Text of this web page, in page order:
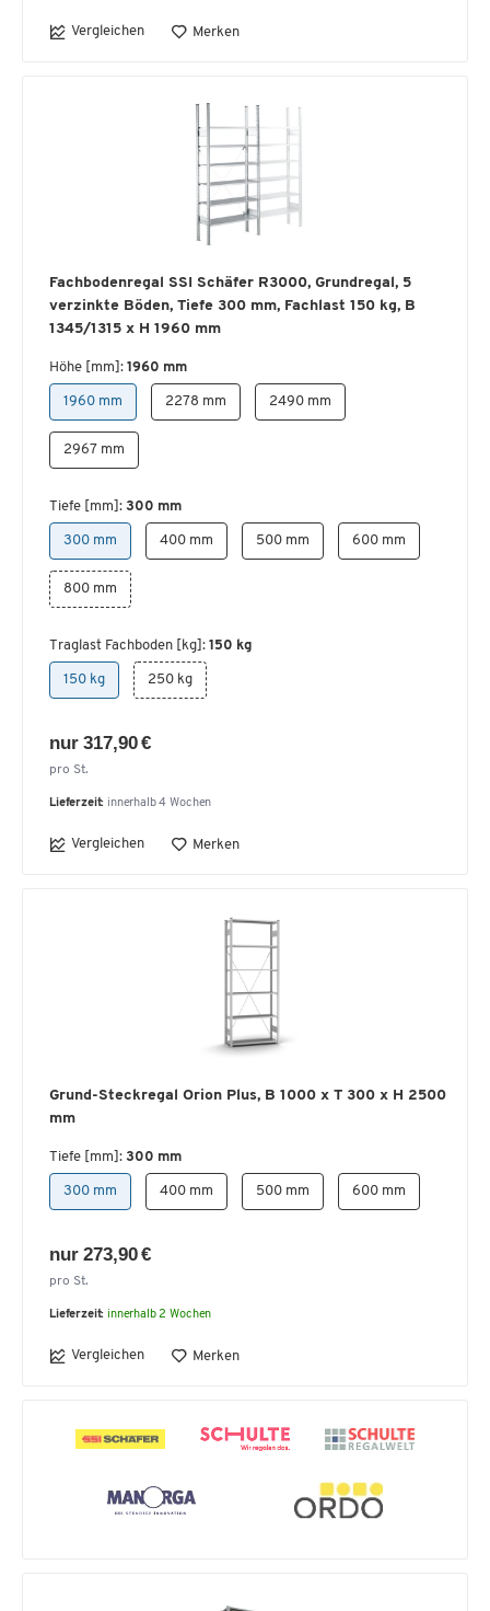
Vergleichen Merken
Fachbodenregal SSI Schäfer R3000, Grundregal, 5
verzinkte Böden, Tiefe 300 mm, Fachlast 150 kg, B
1345/1315 x H 1960 mm
Höhe [mm]: 1960 mm
1960 mm 2278 mm 2490 mm
2967 mm
Tiefe [mm]: 300 mm
300 mm 400 mm 500 mm 600 mm
800 mm
Traglast Fachboden [kg]: 150 kg
150 kg 250 kg
nur 317,90 €
pro St.
Lieferzeit: innerhalb 4 Wochen
Vergleichen Merken
Grund-Steckregal Orion Plus, B 1000 x T 300 x H 2500
mm
Tiefe [mm]: 300 mm
300 mm 400 mm 500 mm 600 mm
nur 273,90 €
pro St.
Lieferzeit: innerhalb 2 Wochen
Vergleichen Merken